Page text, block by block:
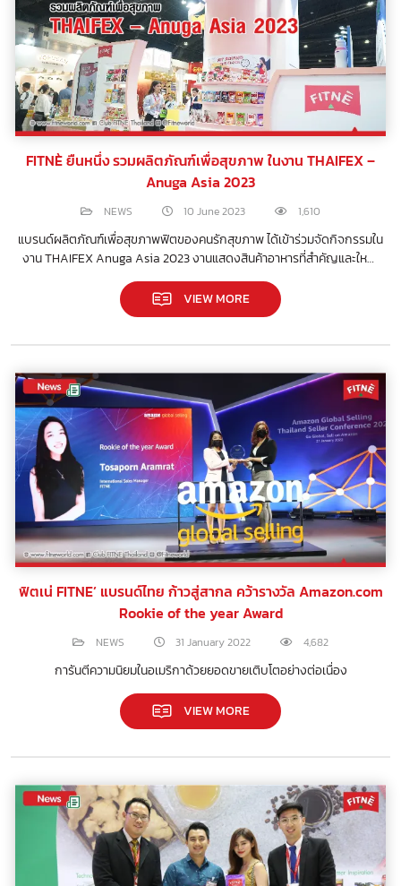
FITNÈ ยืนหนึ่ง รวมผลิตภัณฑ์เพื่อสุขภาพ ในงาน THAIFEX –
Anuga Asia 2023
NEWS 10 June 2023 1,610
แบรนด์ผลิตภัณฑ์เพื่อสุขภาพฟิตของคนรักสุขภาพ ได้เข้าร่วมจัดกิจกรรมใน
งาน THAIFEX Anuga Asia 2023 งานแสดงสินค้าอาหารที่สำคัญและใหญ่
ที่สุดในเอเซีย
VIEW MORE
ฟิตเน่ FITNE’ แบรนด์ไทย ก้าวสู่สากล คว้ารางวัล Amazon.com
Rookie of the year Award
NEWS 31 January 2022 4,682
การันตีความนิยมในอเมริกาด้วยยอดขายเติบโตอย่างต่อเนื่อง
VIEW MORE